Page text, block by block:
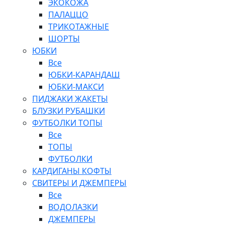
ЭКОКОЖА
ПАЛАЦЦО
ТРИКОТАЖНЫЕ
ШОРТЫ
ЮБКИ
Все
ЮБКИ-КАРАНДАШ
ЮБКИ-МАКСИ
ПИДЖАКИ ЖАКЕТЫ
БЛУЗКИ РУБАШКИ
ФУТБОЛКИ ТОПЫ
Все
ТОПЫ
ФУТБОЛКИ
КАРДИГАНЫ КОФТЫ
СВИТЕРЫ И ДЖЕМПЕРЫ
Все
ВОДОЛАЗКИ
ДЖЕМПЕРЫ